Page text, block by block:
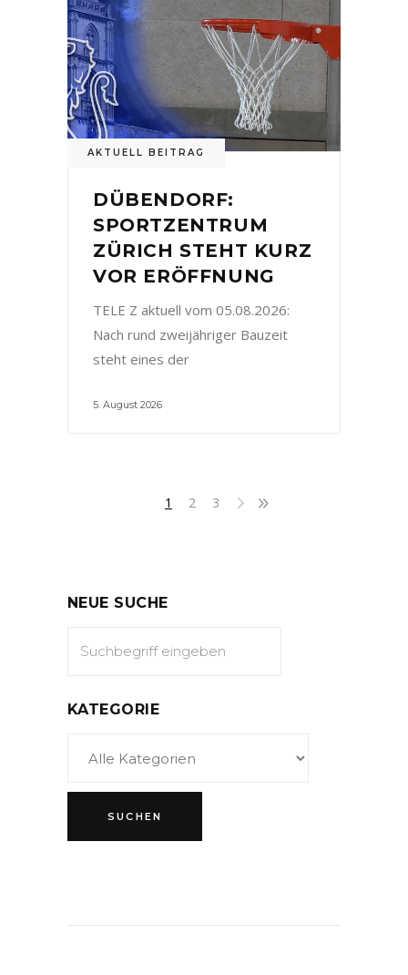
AKTUELL BEITRAG
DÜBENDORF:
SPORTZENTRUM
ZÜRICH STEHT KURZ
VOR ERÖFFNUNG
TELE Z aktuell vom 05.08.2026:
Nach rund zweijähriger Bauzeit
steht eines der
5. August 2026
1 2 3
NEUE SUCHE
KATEGORIE